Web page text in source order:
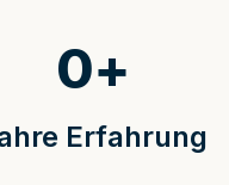
Erfahrung
0+